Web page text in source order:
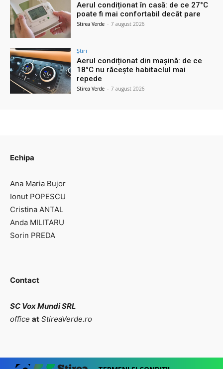
Aerul condiționat în casă: de ce 27°C
poate fi mai confortabil decât pare
Stirea Verde - 7 august 2026
Știri
Aerul condiționat din mașină: de ce
18°C nu răcește habitaclul mai
repede
Stirea Verde - 7 august 2026
Echipa
Ana Maria Bujor
Ionut POPESCU
Cristina ANTAL
Anda MILITARU
Sorin PREDA
Contact
SC Vox Mundi SRL
office at StireaVerde.ro